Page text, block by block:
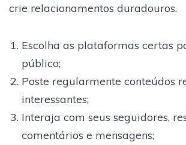
crie relacionamentos duradouros.
Escolha as plataformas certas
público;
Poste regularmente conteúdos
interessantes;
Interaja com seus seguidores,
comentários e mensagens;